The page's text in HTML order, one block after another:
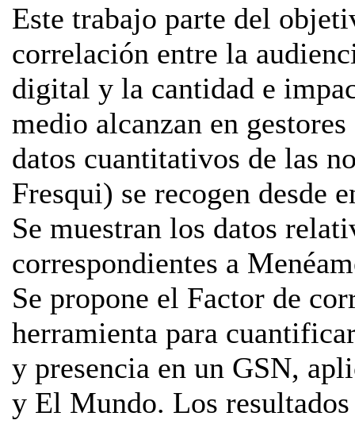
Este trabajo parte del
correlación entre la
digital y la cantidad e
medio alcanzan en
datos cuantitativos de las
Fresqui) se recogen desde
Se muestran los datos
correspondientes a
Se propone el Factor de
herramienta para
y presencia en un GSN,
y El Mundo. Los